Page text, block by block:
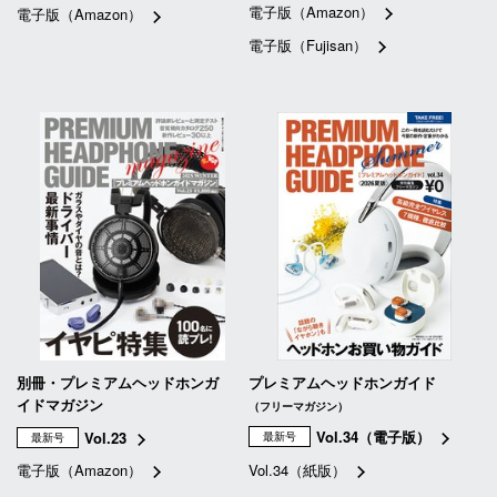
電子版（Amazon）
電子版（Amazon）
電子版（Fujisan）
別冊・プレミアムヘッドホンガ
イドマガジン
最新号
Vol.23
電子版（Amazon）
プレミアムヘッドホンガイド
（フリーマガジン）
最新号
Vol.34（電子版）
Vol.34（紙版）